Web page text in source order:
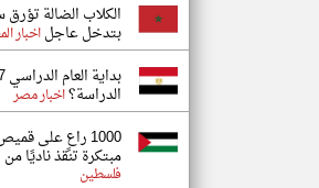
الكلاب الضالة
بتدخل عاجلاخبار
الدراسة؟اخبار مصر
1000 راعٍ على
مبتكرة تنقذ ناديًا من
فلسطين